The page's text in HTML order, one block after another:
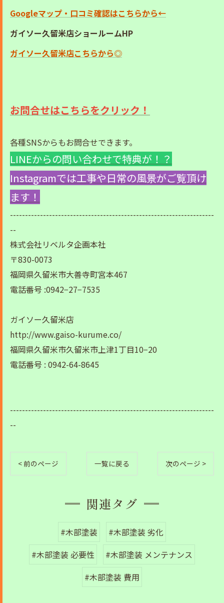
Googleマップ・口コミ確認はこちらから←
ガイソー久留米店ショールームHP
ガイソー久留米店こちらから◎
お問合せはこちらをクリック！
各種SNSからもお問合せできます。
LINEからの問い合わせで特典が！？
Instagramでは工事や日常の風景がご覧頂け
ます！
--------------------------------------------------------------------
--
株式会社リベルタ企画本社
〒830-0073
福岡県久留米市大善寺町宮本467
電話番号 :0942−27−7535
ガイソー久留米店
http://www.gaiso-kurume.co/
福岡県久留米市久留米市上津1丁目10−20
電話番号 : 0942-64-8645
--------------------------------------------------------------------
--
< 前のページ 一覧に戻る 次のページ >
関連タグ
#木部塗装
#木部塗装 劣化
#木部塗装 必要性
#木部塗装 メンテナンス
#木部塗装 費用